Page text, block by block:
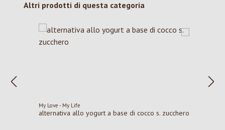
Salta la galleria dei prodotti
Altri prodotti di questa categoria
My Love - My Life
alternativa allo yogurt a base di cocco s. zucchero